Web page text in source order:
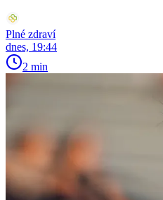
Plné zdraví
dnes, 19:44
2 min